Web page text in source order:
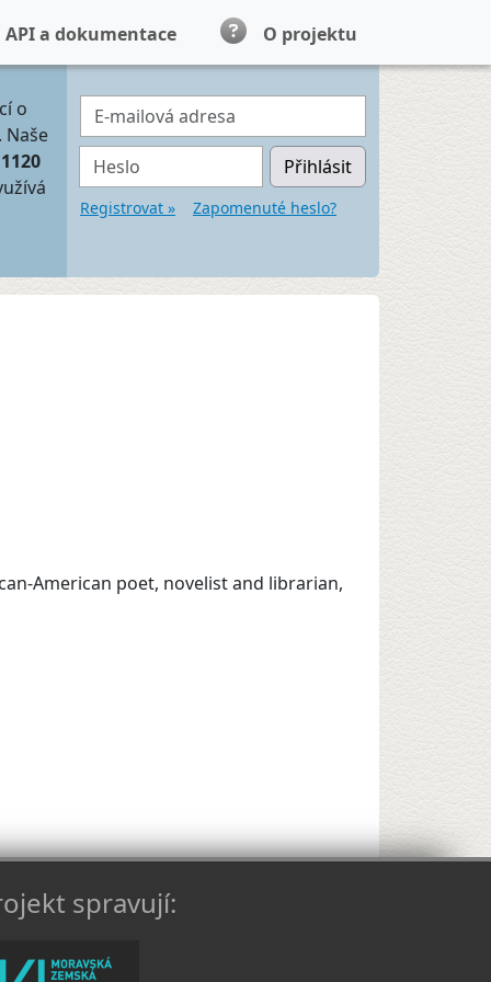
API a dokumentace O projektu
o
Naše
E-mailová adresa
Heslo Přihlásit
Registrovat » Zapomenuté heslo?
American poet, novelist and librarian,
spravují: